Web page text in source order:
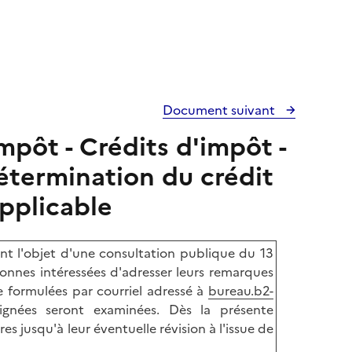
Document suivant
- Crédits d'impôt -
du crédit
l'objet d'une consultation publique du 13
intéressées d'adresser leurs remarques
par courriel adressé à bureau.b2-
seront examinées. Dès la présente
jusqu'à leur éventuelle révision à l'issue de